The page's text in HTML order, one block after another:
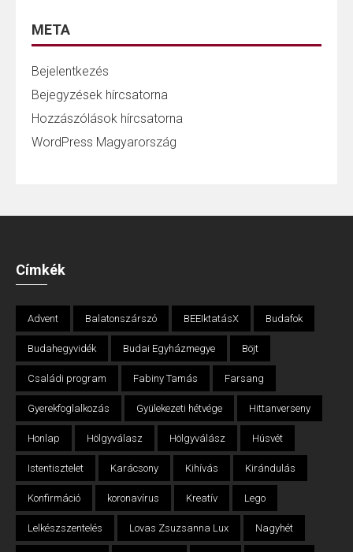
META
Bejelentkezés
Bejegyzések hírcsatorna
Hozzászólások hírcsatorna
WordPress Magyarország
Címkék
Advent Balatonszárszó BEEIktatásX Budafok
Budahegyvidék Budai Egyházmegye Böjt
Családi program Fabiny Tamás Farsang
Gyerekfoglalkozás Gyülekezeti hétvége Hittanverseny
Honlap Hölgyválasz Hölgyválász Húsvét
Istentisztelet Karácsony Kihívás Kirándulás
Konfirmáció koronavírus Kreatív Lego
Lelkészszentelés Lovas Zsuzsanna Lux Nagyhét